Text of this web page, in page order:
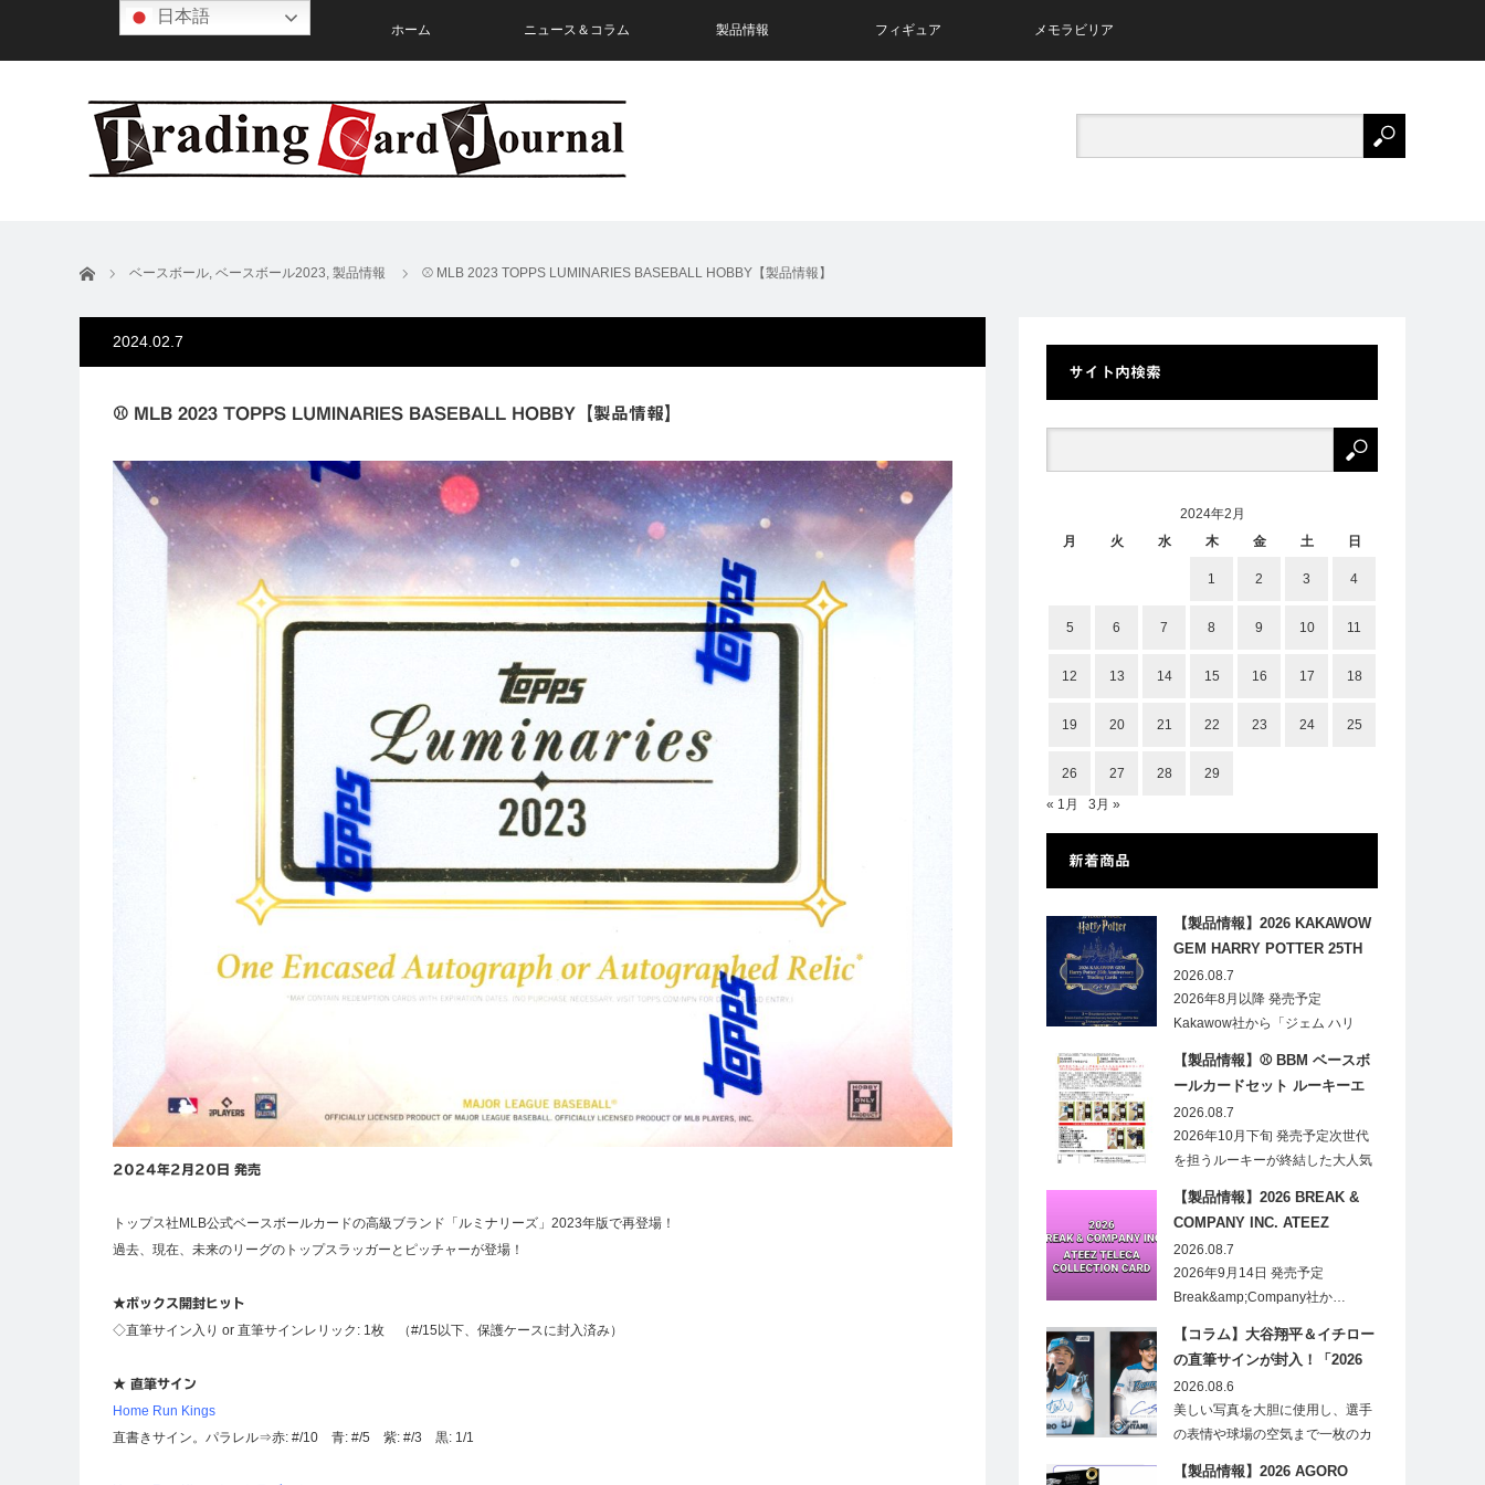
ホーム ニュース＆コラム 製品情報 フィギュア メモラビリア
ホーム ベースボール, ベースボール2023, 製品情報 ⚾ MLB 2023 TOPPS LUMINARIES BASEBALL HOBBY【製品情報】
2024.02.7
⚾ MLB 2023 TOPPS LUMINARIES BASEBALL HOBBY【製品情報】
2024年2月20日 発売
トップス社MLB公式ベースボールカードの高級ブランド「ルミナリーズ」2023年版で再登場！
過去、現在、未来のリーグのトップスラッガーとピッチャーが登場！
★ボックス開封ヒット
◇直筆サイン入り or 直筆サインレリック: 1枚 （#/15以下、保護ケースに封入済み）
★ 直筆サイン
Home Run Kings
直書きサイン。パラレル⇒赤: #/10 青: #/5 紫: #/3 黒: 1/1
サイト内検索
2024年2月
月
火 水 木 金 土 日
1 2 3 4
5 6 7 8 9 10 11
12 13 14 15 16 17 18
19 20 21 22 23 24 25
26 27 28
29
« 1月
3月 »
新着商品
【製品情報】2026 KAKAWOW
GEM HARRY POTTER 25TH
ANNIVERSARY TRADING
CARDS HOBBY
2026.08.7
2026年8月以降 発売予定
Kakawow社から「ジェム ハリ
【製品情報】⚾ BBM ベースボ
ールカードセット ルーキーエ
ディションプレミアム 2026
2026.08.7
2026年10月下旬 発売予定次世代
を担うルーキーが終結した大人気
【製品情報】2026 BREAK &
COMPANY INC. ATEEZ
TELECA COLLECTION CARD
2026.08.7
2026年9月14日 発売予定
Break&amp;Company社か…
【コラム】大谷翔平＆イチロー
の直筆サインが封入！「2026
Topps NPB Stadium Club」が
見逃せない
2026.08.6
美しい写真を大胆に使用し、選手
の表情や球場の空気まで一枚のカ
【製品情報】2026 AGORO
日本語